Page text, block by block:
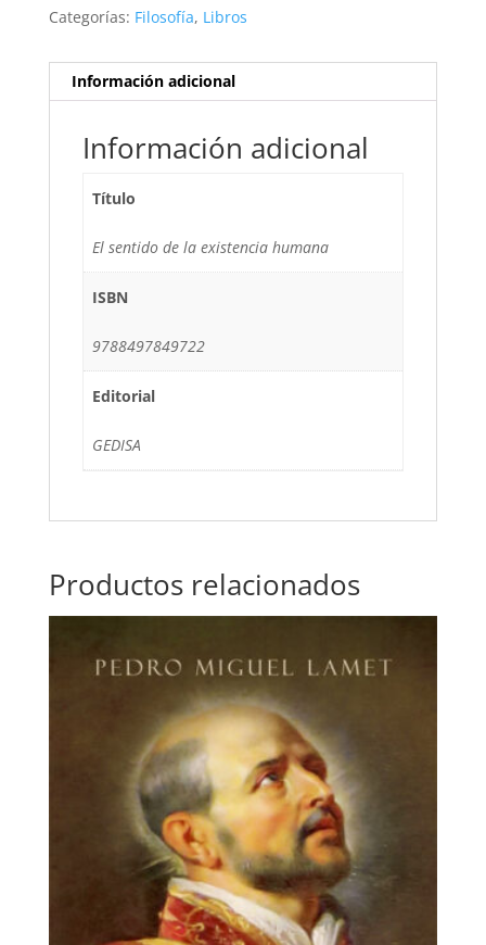
Categorías: Filosofía, Libros
Información adicional
Información adicional
Título
El sentido de la existencia humana
ISBN
9788497849722
Editorial
GEDISA
Productos relacionados